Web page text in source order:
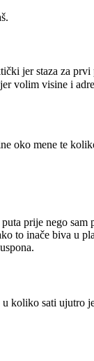
jer staza za
volim visine i
oko mene te
prije nego
to inače biva u
koliko sati